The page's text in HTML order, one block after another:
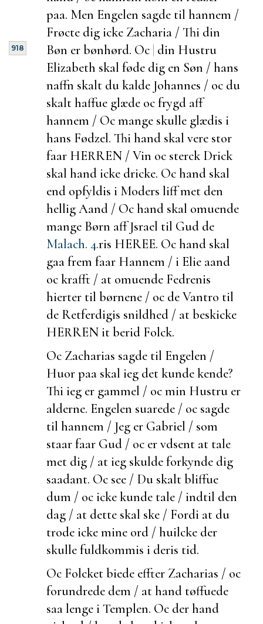
paa. Men Engelen sagde til hannem /
Frøcte dig icke Zacharia / Thi din
Bøn er bønhørd. Oc |
918
din Hustru
Elizabeth skal føde dig en Søn / hans
naffn skalt du kalde Johannes / oc du
skalt haffue glæde oc frygd aff
hannem / Oc mange skulle glædis i
hans Fødzel. Thi hand skal vere stor
faar HERREN / Vin oc sterck Drick
skal hand icke dricke. Oc hand skal
end opfyldis i Moders liff met den
hellig Aand / Oc hand skal omuende
mange Børn aff Jsrael til Gud de
Malach. 4.ris HEREE. Oc hand skal
gaa frem faar Hannem / i Elie aand
oc krafft / at omuende Fedrenis
hierter til børnene / oc de Vantro til
de Retferdigis snildhed / atbeskicke
HERREN itberid Folck.
Oc Zacharias sagde til Engelen /
Huor paa skal ieg det kunde kende?
Thi ieg er gammel / oc min Hustru er
alderne. Engelen suarede / oc sagde
til hannem / Jeg er Gabriel / som
staar faar Gud / oc er vdsent at tale
met dig / at ieg skulde forkynde dig
saadant. Oc see / Du skalt bliffue
dum / oc icke kunde tale / indtil den
dag / at dette skal ske / Fordi at du
trode icke mine ord / huilcke der
skullefuldkommis i deris tid.
Oc Folcketbiede effter Zacharias / oc
forundrede dem / at hand tøffuede
saa lenge i Templen. Oc der hand